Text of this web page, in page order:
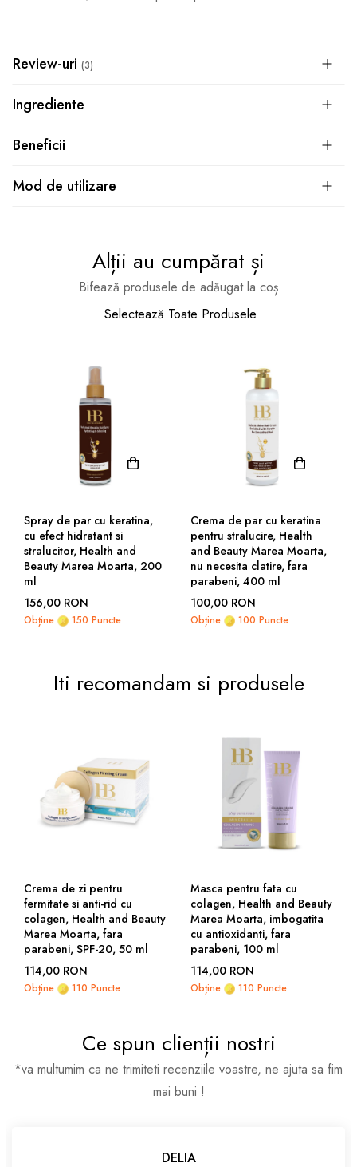
Review-uri 3
Ingrediente
Beneficii
Mod de utilizare
Alții au cumpărat și
Bifează produsele de adăugat la coș
Selectează Toate Produsele
Spray de par cu keratina,
cu efect hidratant si
stralucitor, Health and
Beauty Marea Moarta, 200
ml
156,00 RON
Obține 150 Puncte
Crema de par cu keratina
pentru stralucire, Health
and Beauty Marea Moarta,
nu necesita clatire, fara
parabeni, 400 ml
100,00 RON
Obține 100 Puncte
Iti recomandam si produsele
Crema de zi pentru
fermitate si anti-rid cu
colagen, Health and Beauty
Marea Moarta, fara
parabeni, SPF-20, 50 ml
114,00 RON
Obține 110 Puncte
Masca pentru fata cu
colagen, Health and Beauty
Marea Moarta, imbogatita
cu antioxidanti, fara
parabeni, 100 ml
114,00 RON
Obține 110 Puncte
Ce spun clienții nostri
*va multumim ca ne trimiteti recenziile voastre, ne ajuta sa fim
mai buni !
DELIA